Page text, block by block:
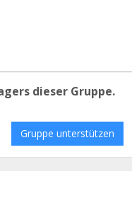
dieser Gruppe.
Gruppe unterstützen